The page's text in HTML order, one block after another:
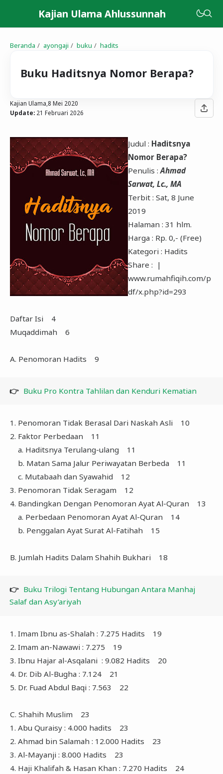
Kajian Ulama Ahlussunnah
Beranda ayongaji buku hadits
Buku Haditsnya Nomor Berapa?
Kajian Ulama, 8 Mei 2020
Update: 21 Februari 2026
Judul : Haditsnya
Nomor Berapa?
Penulis :Ahmad
Sarwat, Lc., MA
Terbit : Sat, 8 June
2019
Halaman : 31 hlm.
Harga : Rp. 0,- (Free)
Kategori : Hadits
Share : |
www.rumahfiqih.com/p
df/x.php?id=293
Daftar Isi 4
Muqaddimah 6
A. Penomoran Hadits 9
👉 Buku Pro Kontra Tahlilan dan Kenduri Kematian
1. Penomoran Tidak Berasal Dari Naskah Asli 10
2. Faktor Perbedaan 11
a. Haditsnya Terulang-ulang 11
b. Matan Sama Jalur Periwayatan Berbeda 11
c. Mutabaah dan Syawahid 12
3. Penomoran Tidak Seragam 12
4. Bandingkan Dengan Penomoran Ayat Al-Quran 13
a. Perbedaan Penomoran Ayat Al-Quran 14
b. Penggalan Ayat Surat Al-Fatihah 15
B. Jumlah Hadits Dalam Shahih Bukhari 18
👉 Buku Trilogi Tentang Hubungan Antara Manhaj
Salaf dan Asy’ariyah
1. Imam Ibnu as-Shalah : 7.275 Hadits 19
2. Imam an-Nawawi : 7.275 19
3. Ibnu Hajar al-Asqalani : 9.082 Hadits 20
4. Dr. Dib Al-Bugha : 7.124 21
5. Dr. Fuad Abdul Baqi : 7.563 22
C. Shahih Muslim 23
1. Abu Quraisy : 4.000 hadits 23
2. Ahmad bin Salamah : 12.000 Hadits 23
3. Al-Mayanji : 8.000 Hadits 23
4. Haji Khalifah & Hasan Khan : 7.270 Hadits 24